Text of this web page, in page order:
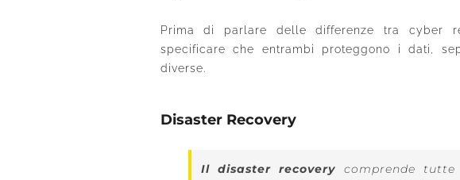
Prima di parlare delle differenze tra cyber
specificare che entrambi proteggono i dati,
diverse.
Disaster Recovery
Il disaster recovery comprende